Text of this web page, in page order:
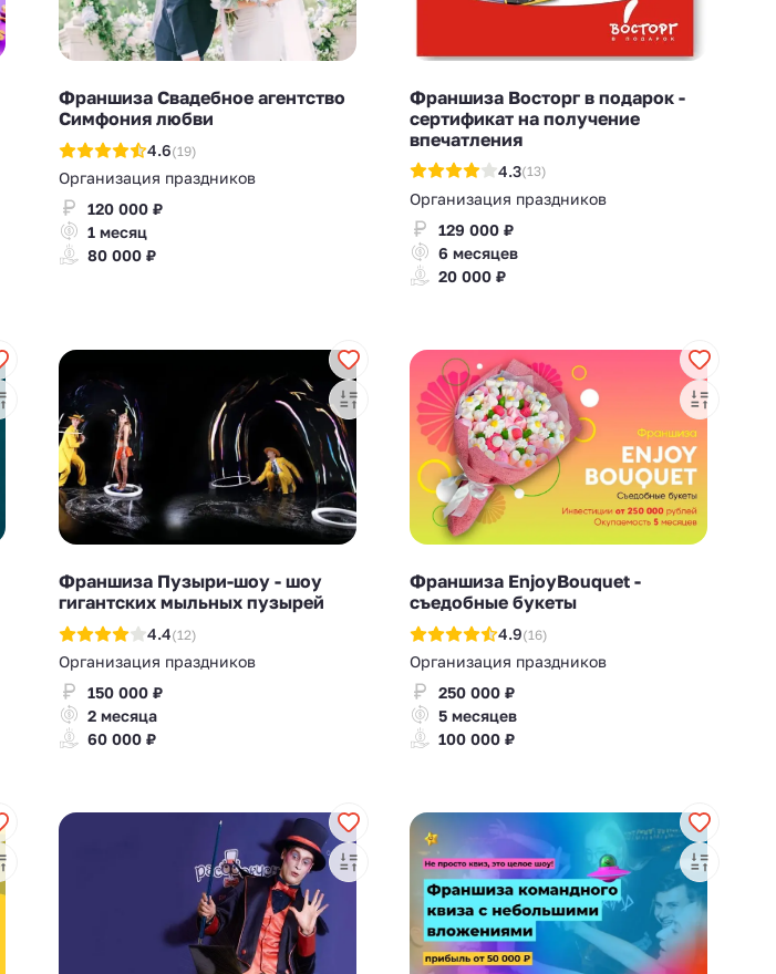
Франшиза Свадебное агентство
Симфония любви
4.6(19)
Организация праздников
120 000 ₽
1 месяц
80 000 ₽
Франшиза Восторг в подарок -
сертификат на получение
впечатления
4.3(13)
Организация праздников
129 000 ₽
6 месяцев
20 000 ₽
Франшиза Пузыри-шоу - шоу
гигантских мыльных пузырей
4.4(12)
Организация праздников
150 000 ₽
2 месяца
60 000 ₽
Франшиза EnjoyBouquet -
съедобные букеты
4.9(16)
Организация праздников
250 000 ₽
5 месяцев
100 000 ₽